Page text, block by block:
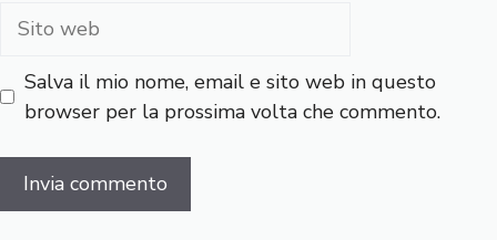
Sito
Salva il mio nome, email e sito web in questo
browser per la prossima volta che commento.